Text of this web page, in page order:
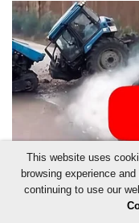
This website uses
browsing experience
continuing to use our